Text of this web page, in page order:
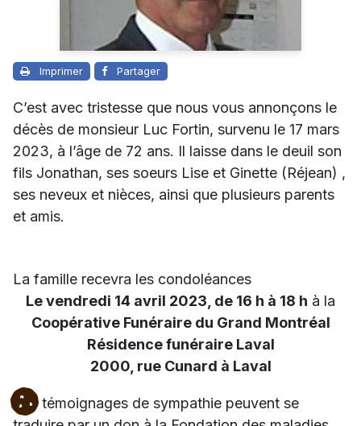
Imprimer Partager
C’est avec tristesse que nous vous annonçons le
décès de monsieur Luc Fortin, survenu le 17 mars
2023, à l’âge de 72 ans. Il laisse dans le deuil son
fils Jonathan, ses soeurs Lise et Ginette (Réjean) ,
ses neveux et nièces, ainsi que plusieurs parents
et amis.
La famille recevra les condoléances
Le vendredi 14 avril 2023, de 16 h à 18 h à la
Coopérative Funéraire du Grand Montréal
Résidence funéraire Laval
2000, rue Cunard à Laval
Vos témoignages de sympathie peuvent se